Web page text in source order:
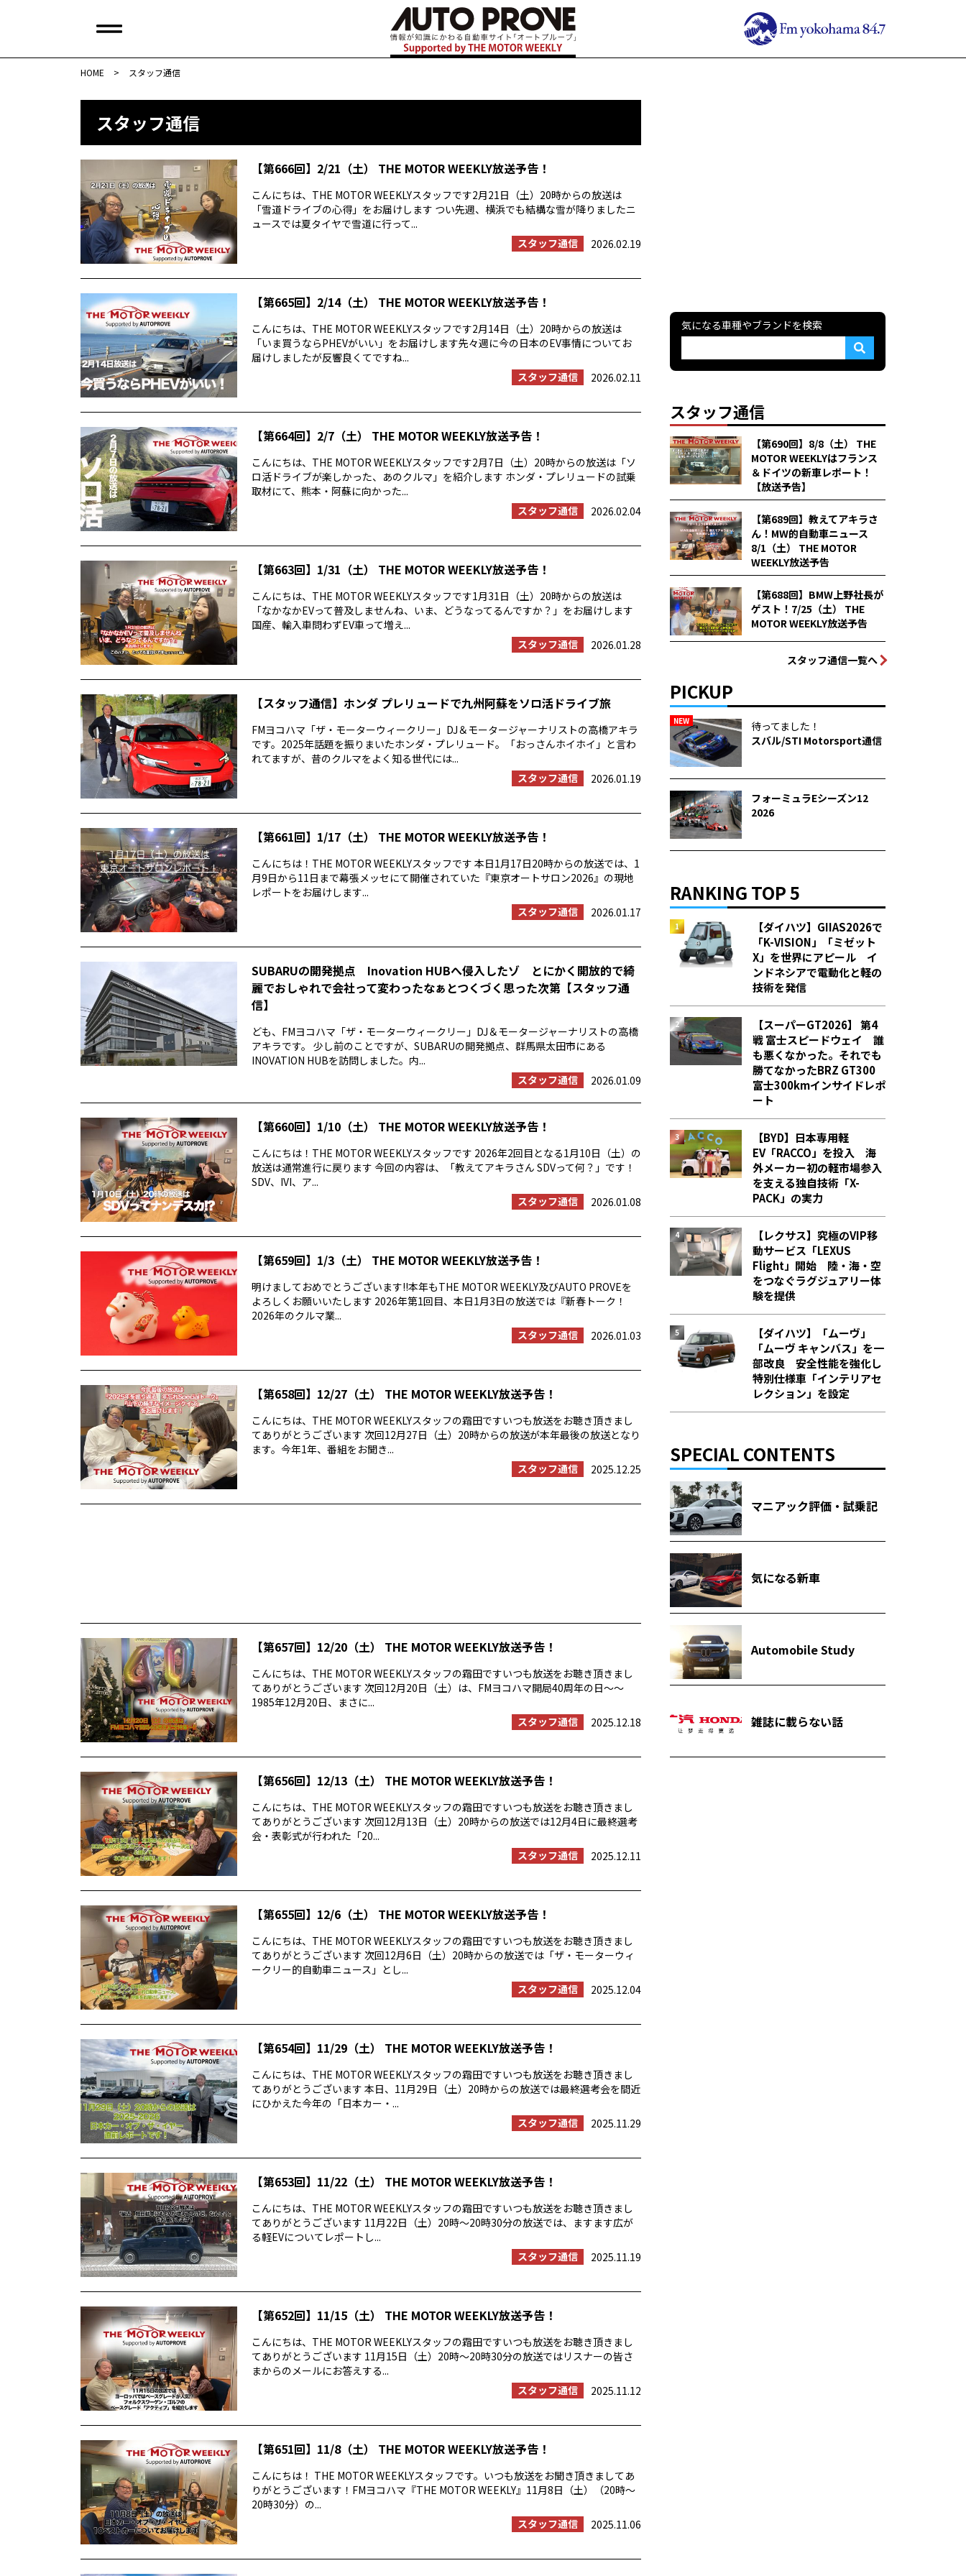
HOME > スタッフ通信
スタッフ通信
【第666回】2/21（土） THE MOTOR WEEKLY放送予告！
こんにちは、THE MOTOR WEEKLYスタッフです2月21日（土）20時からの放送は
「雪道ドライブの心得」をお届けします つい先週、横浜でも結構な雪が降りましたニ
ュースでは夏タイヤで雪道に行って...
スタッフ通信
2026.02.19
【第665回】2/14（土） THE MOTOR WEEKLY放送予告！
こんにちは、THE MOTOR WEEKLYスタッフです2月14日（土）20時からの放送は
「いま買うならPHEVがいい」をお届けします先々週に今の日本のEV事情についてお
届けしましたが反響良くてですね...
スタッフ通信
2026.02.11
【第664回】2/7（土） THE MOTOR WEEKLY放送予告！
こんにちは、THE MOTOR WEEKLYスタッフです2月7日（土）20時からの放送は「ソ
ロ活ドライブが楽しかった、あのクルマ」を紹介します ホンダ・プレリュードの試乗
取材にて、熊本・阿蘇に向かった...
スタッフ通信
2026.02.04
【第663回】1/31（土） THE MOTOR WEEKLY放送予告！
こんにちは、THE MOTOR WEEKLYスタッフです1月31日（土）20時からの放送は
「なかなかEVって普及しませんね、いま、どうなってるんですか？」をお届けします
国産、輸入車問わずEV車って増え...
スタッフ通信
2026.01.28
【スタッフ通信】ホンダ プレリュードで九州阿蘇をソロ活ドライブ旅
FMヨコハマ「ザ・モーターウィークリー」DJ＆モータージャーナリストの高橋アキラ
です。2025年話題を振りまいたホンダ・プレリュード。「おっさんホイホイ」と言わ
れてますが、昔のクルマをよく知る世代には...
スタッフ通信
2026.01.19
【第661回】1/17（土） THE MOTOR WEEKLY放送予告！
こんにちは！THE MOTOR WEEKLYスタッフです 本日1月17日20時からの放送では、1
月9日から11日まで幕張メッセにて開催されていた『東京オートサロン2026』の現地
レポートをお届けします...
スタッフ通信
2026.01.17
SUBARUの開発拠点 Inovation HUBへ侵入したゾ とにかく開放的で綺
麗でおしゃれで会社って変わったなぁとつくづく思った次第【スタッフ通
信】
ども、FMヨコハマ「ザ・モーターウィークリー」DJ＆モータージャーナリストの高橋
アキラです。 少し前のことですが、SUBARUの開発拠点、群馬県太田市にある
INOVATION HUBを訪問しました。内...
スタッフ通信
2026.01.09
【第660回】1/10（土） THE MOTOR WEEKLY放送予告！
こんにちは！THE MOTOR WEEKLYスタッフです 2026年2回目となる1月10日（土）の
放送は通常進行に戻ります 今回の内容は、「教えてアキラさん SDVって何？」です！
SDV、IVI、ア...
スタッフ通信
2026.01.08
【第659回】1/3（土） THE MOTOR WEEKLY放送予告！
明けましておめでとうございます!!本年もTHE MOTOR WEEKLY及びAUTO PROVEを
よろしくお願いいたします 2026年第1回目、本日1月3日の放送では『新春トーク！
2026年のクルマ業...
スタッフ通信
2026.01.03
【第658回】12/27（土） THE MOTOR WEEKLY放送予告！
こんにちは、THE MOTOR WEEKLYスタッフの霜田ですいつも放送をお聴き頂きまし
てありがとうございます 次回12月27日（土）20時からの放送が本年最後の放送となり
ます。今年1年、番組をお聞き...
スタッフ通信
2025.12.25
【第657回】12/20（土） THE MOTOR WEEKLY放送予告！
こんにちは、THE MOTOR WEEKLYスタッフの霜田ですいつも放送をお聴き頂きまし
てありがとうございます 次回12月20日（土）は、FMヨコハマ開局40周年の日〜〜
1985年12月20日、まさに...
スタッフ通信
2025.12.18
【第656回】12/13（土） THE MOTOR WEEKLY放送予告！
こんにちは、THE MOTOR WEEKLYスタッフの霜田ですいつも放送をお聴き頂きまし
てありがとうございます 次回12月13日（土）20時からの放送では12月4日に最終選考
会・表彰式が行われた「20...
スタッフ通信
2025.12.11
【第655回】12/6（土） THE MOTOR WEEKLY放送予告！
こんにちは、THE MOTOR WEEKLYスタッフの霜田ですいつも放送をお聴き頂きまし
てありがとうございます 次回12月6日（土）20時からの放送では「ザ・モーターウィ
ークリー的自動車ニュース」とし...
スタッフ通信
2025.12.04
【第654回】11/29（土） THE MOTOR WEEKLY放送予告！
こんにちは、THE MOTOR WEEKLYスタッフの霜田ですいつも放送をお聴き頂きまし
てありがとうございます 本日、11月29日（土）20時からの放送では最終選考会を間近
にひかえた今年の「日本カー・...
スタッフ通信
2025.11.29
【第653回】11/22（土） THE MOTOR WEEKLY放送予告！
こんにちは、THE MOTOR WEEKLYスタッフの霜田ですいつも放送をお聴き頂きまし
てありがとうございます 11月22日（土）20時〜20時30分の放送では、ますます広が
る軽EVについてレポートし...
スタッフ通信
2025.11.19
【第652回】11/15（土） THE MOTOR WEEKLY放送予告！
こんにちは、THE MOTOR WEEKLYスタッフの霜田ですいつも放送をお聴き頂きまし
てありがとうございます 11月15日（土）20時〜20時30分の放送ではリスナーの皆さ
まからのメールにお答えする...
スタッフ通信
2025.11.12
【第651回】11/8（土） THE MOTOR WEEKLY放送予告！
こんにちは！ THE MOTOR WEEKLYスタッフです。いつも放送をお聞き頂きましてあ
りがとうございます！FMヨコハマ『THE MOTOR WEEKLY』11月8日（土）（20時〜
20時30分）の...
スタッフ通信
2025.11.06
気になる車種やブランドを検索
スタッフ通信
【第690回】8/8（土） THE
MOTOR WEEKLYはフランス
＆ドイツの新車レポート！
【放送予告】
【第689回】教えてアキラさ
ん！MW的自動車ニュース
8/1（土） THE MOTOR
WEEKLY放送予告
【第688回】BMW上野社長が
ゲスト！7/25（土） THE
MOTOR WEEKLY放送予告
スタッフ通信一覧へ
PICKUP
NEW
待ってました！
スバル/STI Motorsport通信
フォーミュラEシーズン12
2026
RANKING TOP 5
【ダイハツ】GIIAS2026で
「K-VISION」「ミゼット
X」を世界にアピール イ
ンドネシアで電動化と軽の
技術を発信
【スーパーGT2026】 第4
戦 富士スピードウェイ 誰
も悪くなかった。それでも
勝てなかった――BRZ GT300
富士300kmインサイドレポ
ート
【BYD】日本専用軽
EV「RACCO」を投入 海
外メーカー初の軽市場参入
を支える独自技術「X-
PACK」の実力
【レクサス】究極のVIP移
動サービス「LEXUS
Flight」開始 陸・海・空
をつなぐラグジュアリー体
験を提供
【ダイハツ】「ムーヴ」
「ムーヴ キャンバス」を一
部改良 安全性能を強化し
特別仕様車「インテリアセ
レクション」を設定
SPECIAL CONTENTS
マニアック評価・試乗記
気になる新車
Automobile Study
雑誌に載らない話